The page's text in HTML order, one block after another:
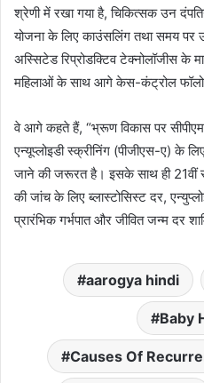
श्रेणी में रखा गया है, चिकित्सक उन
योजना के लिए काउंसलिंग तथा समय
अस्सिटेड रिप्रोडक्टिव टेक्नोलॉजीस के
महिलाओं के साथ आगे केस-कंट्रोल
वे आगे कहते हैं, “भ्रूण विकास पर
एन्यूप्लोइडी स्क्रीनिंग (पीजीएस-ए) के
जाने की जरूरत है। इसके साथ ही 21वीं
की जांच के लिए ब्लास्टोसिस्ट दर,
प्रारंभिक गर्भपात और जीवित जन्म दर
aarogya hindi
Baby
Causes Of